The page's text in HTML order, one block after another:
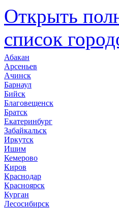
Открыть
список
Абакан
Арсеньев
Ачинск
Барнаул
Бийск
Благовещенск
Братск
Екатеринбург
Забайкальск
Иркутск
Ишим
Кемерово
Киров
Краснодар
Красноярск
Курган
Лесосибирск